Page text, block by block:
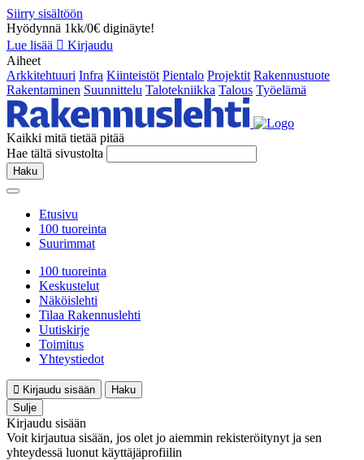
Siirry sisältöön
Hyödynnä 1kk/0€ diginäyte!
Lue lisää
Kirjaudu
Aiheet
Arkkitehtuuri Infra Kiinteistöt Pientalo Projektit Rakennustuote
Rakentaminen Suunnittelu Talotekniikka Talous Työelämä
Kaikki mitä tietää pitää
Hae tältä sivustolta
Haku
Etusivu
100 tuoreinta
Suurimmat
100 tuoreinta
Keskustelut
Näköislehti
Tilaa Rakennuslehti
Uutiskirje
Toimitus
Yhteystiedot
Kirjaudu sisään
Haku
Sulje
Kirjaudu sisään
Voit kirjautua sisään, jos olet jo aiemmin rekisteröitynyt ja sen
yhteydessä luonut käyttäjäprofiilin